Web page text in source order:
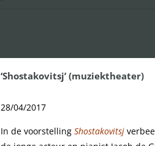
‘Shostakovitsj’ (muziektheater)
28/04/2017
In de voorstellingShostakovitsj